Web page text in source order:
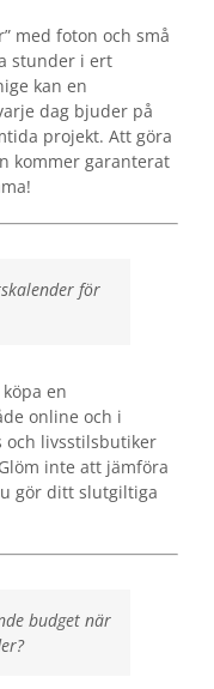
med foton och små
stunder i ert
kan en
dag bjuder på
projekt. Att göra
kommer garanterat
för
en
online och i
och livsstilsbutiker
inte att jämföra
gör ditt slutgiltiga
budget när